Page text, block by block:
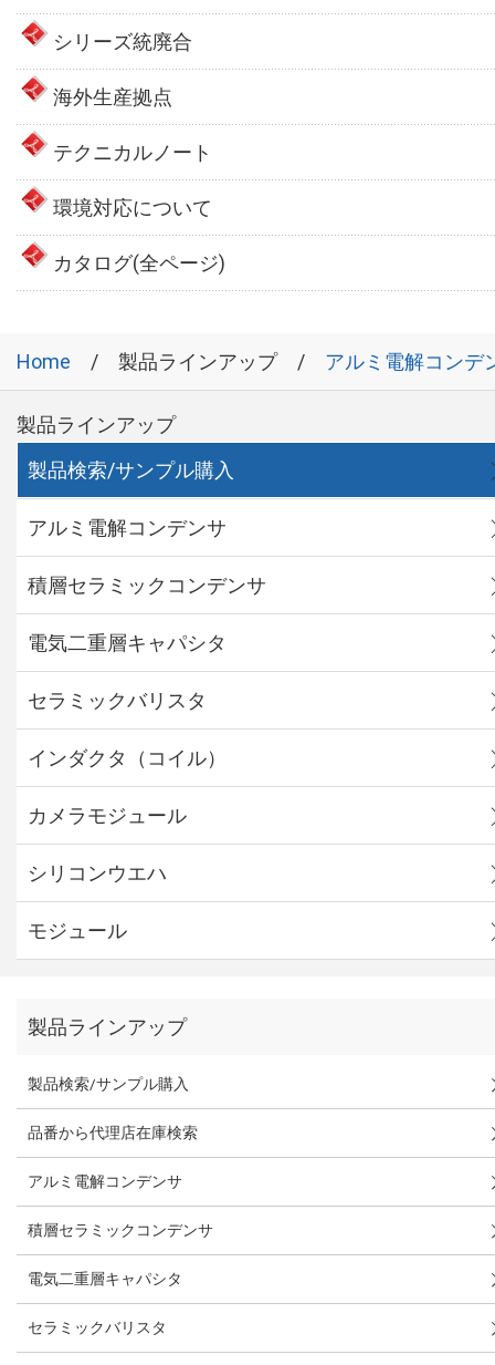
シリーズ統廃合
海外生産拠点
テクニカルノート
環境対応について
カタログ(全ページ)
Home 製品ラインアップ アルミ電解コンデ
製品ラインアップ
製品検索/サンプル購入
アルミ電解コンデンサ
積層セラミックコンデンサ
電気二重層キャパシタ
セラミックバリスタ
インダクタ（コイル）
カメラモジュール
シリコンウエハ
モジュール
製品ラインアップ
製品検索/サンプル購入
品番から代理店在庫検索
アルミ電解コンデンサ
積層セラミックコンデンサ
電気二重層キャパシタ
セラミックバリスタ